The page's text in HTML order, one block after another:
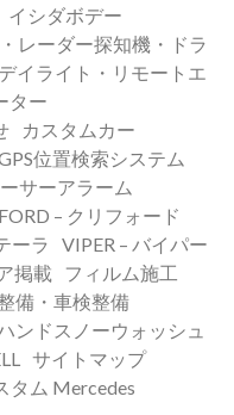
イシダボデー
レーダー探知機・ドラ
イライト・リモートエ
ター
カスタムカー
位置検索システム
サーアラーム
– クリフォード
ーラ
VIPER – バイパー
掲載
フィルム施工
備・車検整備
ンドスノーウォッシュ
サイトマップ
タム Mercedes